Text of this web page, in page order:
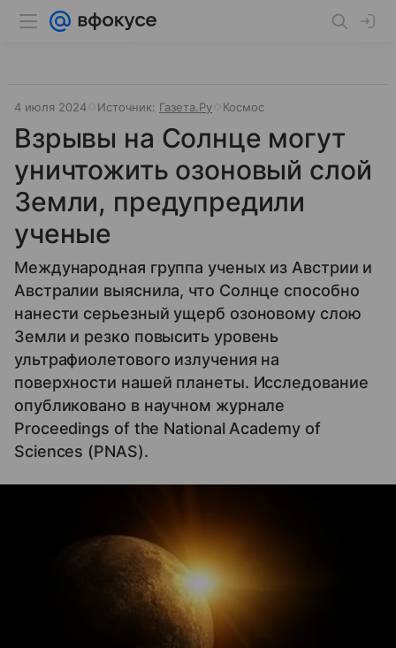
4 июля 2024 Источник: Газета.Ру Космос
Взрывы на Солнце могут
уничтожить озоновый слой
Земли, предупредили
ученые
Международная группа ученых из Австрии и
Австралии выяснила, что Солнце способно
нанести серьезный ущерб озоновому слою
Земли и резко повысить уровень
ультрафиолетового излучения на
поверхности нашей планеты. Исследование
опубликовано в научном журнале
Proceedings of the National Academy of
Sciences (PNAS).